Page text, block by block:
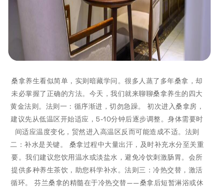
桑拿养生看似简单，实则暗藏学问。很多人蒸了多年桑拿，却
未必掌握了正确的方法。今天，我们就来聊聊桑拿养生的四大
黄金法则。法则一：循序渐进，切勿急躁。 初次进入桑拿房，
建议先从低温区开始适应，5-10分钟后逐步调整。身体需要时
间适应温度变化，贸然进入高温区反而可能造成不适。法则
二：补水是关键。 桑拿过程中大量出汗，及时补充水分至关重
要。我们建议您饮用温水或淡盐水，避免冷饮刺激肠胃。会所
提供多种养生茶饮，助您科学补水。法则三：冷热交替，激活
循环。 芬兰桑拿的精髓在于冷热交替——桑拿后短暂淋浴或休